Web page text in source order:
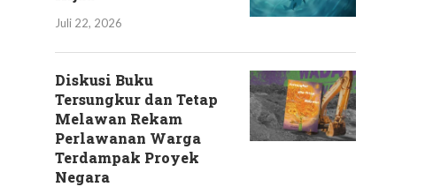
Juli 22, 2026
Diskusi Buku
Tersungkur dan Tetap
Melawan Rekam
Perlawanan Warga
Terdampak Proyek
Negara